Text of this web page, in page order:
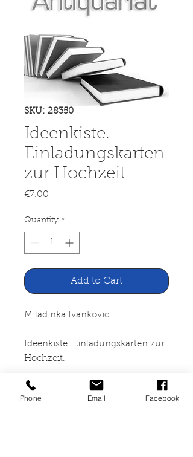
SKU: 28350
Ideenkiste.
Einladungskarten
zur Hochzeit
€7.00
Quantity *
Add to Cart
Miladinka Ivankovic
Ideenkiste. Einladungskarten zur
Hochzeit.
Mit Vorlagenbogen
Phone Email Facebook